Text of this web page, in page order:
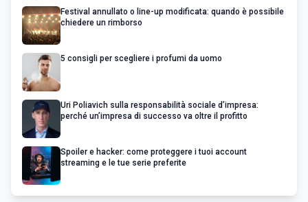
Festival annullato o line-up modificata: quando è possibile
chiedere un rimborso
5 consigli per scegliere i profumi da uomo
Uri Poliavich sulla responsabilità sociale d’impresa:
perché un’impresa di successo va oltre il profitto
Spoiler e hacker: come proteggere i tuoi account
streaming e le tue serie preferite